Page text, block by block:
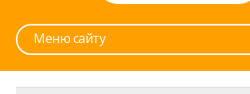
Меню сайту